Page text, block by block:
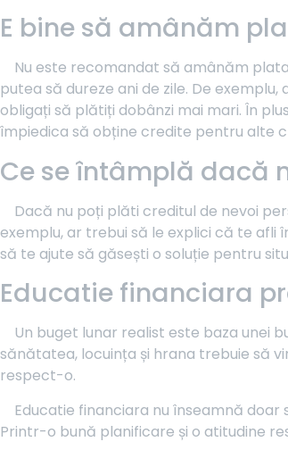
E bine să amânăm
Nu este recomandat să amânăm
putea să dureze ani de zile. De
obligați să plătiți dobânzi mai mari. În
împiedica să obține credite pentru alte
Ce se întâmplă dacă
Dacă nu poți plăti creditul de nevoi
exemplu, ar trebui să le explici că te
să te ajute să găsești o soluție pentru
Educatie financiara
Un buget lunar realist este baza unei
sănătatea, locuința și hrana trebuie să
respect-o.
Educatie financiara nu înseamnă
Printr-o bună planificare și o atitudine